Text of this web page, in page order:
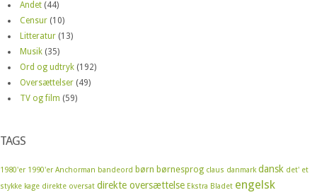
Andet (44)
Censur (10)
Litteratur (13)
Musik (35)
Ord og udtryk (192)
Oversættelser (49)
TV og film (59)
TAGS
1980'er 1990'er Anchorman bandeord børn børnesprog claus danmark dansk det' et
stykke kage direkte oversat direkte oversættelse Ekstra Bladet engelsk